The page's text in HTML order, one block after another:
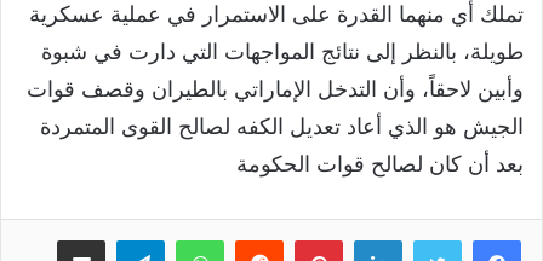
تملك أي منهما القدرة على الاستمرار في عملية عسكرية
طويلة، بالنظر إلى نتائج المواجهات التي دارت في شبوة
وأبين لاحقاً، وأن التدخل الإماراتي بالطيران وقصف قوات
الجيش هو الذي أعاد تعديل الكفه لصالح القوى المتمردة
بعد أن كان لصالح قوات الحكومة
لينكدإنبينتيريست واتسابتيلقرام مشاركة عبر البريد